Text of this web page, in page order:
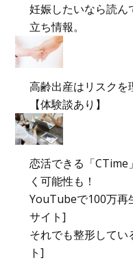
妊娠したいなら読ん
立ち情報。
高齢出産はリスクを
【体験談あり】
恋活できる「CTime
く可能性も！
YouTubeで100万再
サイト]
それでも整形してい
ト]